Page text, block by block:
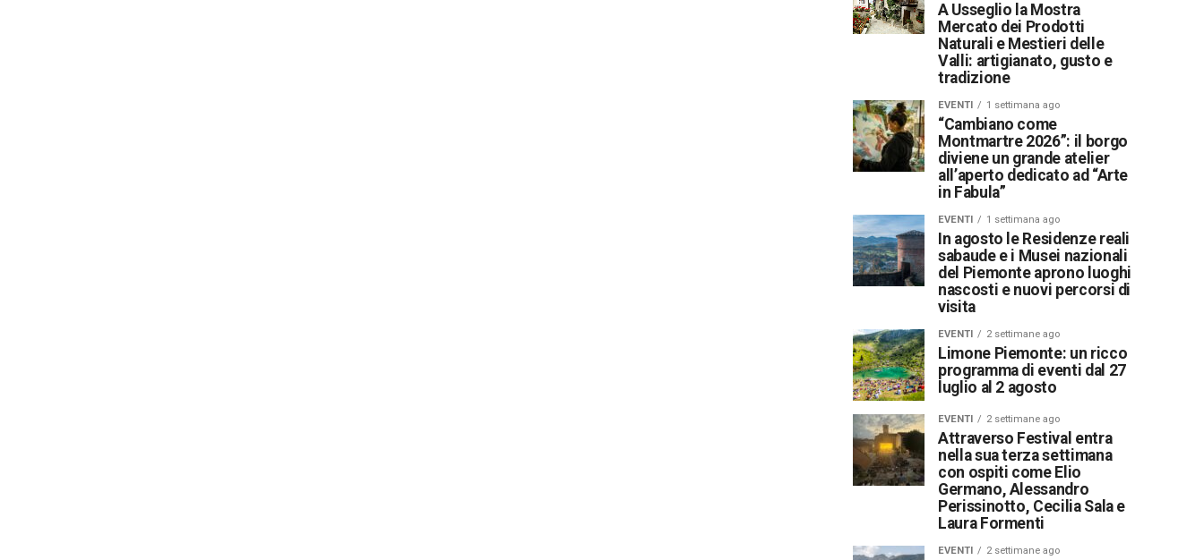
A Usseglio la Mostra
Mercato dei Prodotti
Naturali e Mestieri delle
Valli: artigianato, gusto e
tradizione
EVENTI 1 settimana ago
“Cambiano come
Montmartre 2026”: il borgo
diviene un grande atelier
all’aperto dedicato ad “Arte
in Fabula”
EVENTI 1 settimana ago
In agosto le Residenze reali
sabaude e i Musei nazionali
del Piemonte aprono luoghi
nascosti e nuovi percorsi di
visita
EVENTI 2 settimane ago
Limone Piemonte: un ricco
programma di eventi dal 27
luglio al 2 agosto
EVENTI 2 settimane ago
Attraverso Festival entra
nella sua terza settimana
con ospiti come Elio
Germano, Alessandro
Perissinotto, Cecilia Sala e
Laura Formenti
EVENTI 2 settimane ago